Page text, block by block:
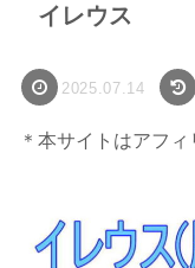
イレウス
2025.07.14
＊本サイトはアフ